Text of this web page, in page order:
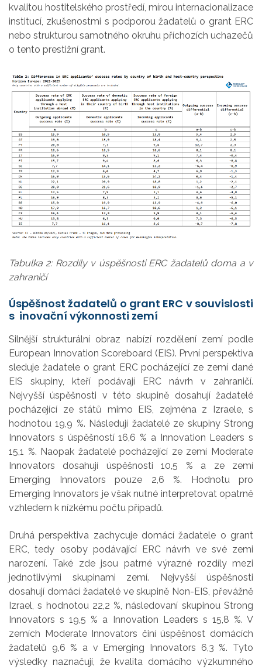
kvalitou hostitelského prostředí, mírou internacionalizace
institucí, zkušenostmi s podporou žadatelů o grant ERC
nebo strukturou samotného okruhu příchozích uchazečů
o tento prestižní grant.
Tabulka 2: Rozdíly v úspěšnosti ERC žadatelů doma a v
zahraničí
Úspěšnost žadatelů o grant ERC v souvislosti
s inovační výkonnosti zemí
Silnější strukturální obraz nabízí rozdělení zemí podle
European Innovation Scoreboard (EIS). První perspektiva
sleduje žadatele o grant ERC pocházející ze zemí dané
EIS skupiny, kteří podávají ERC návrh v zahraničí.
Nejvyšší úspěšnosti v této skupině dosahují žadatelé
pocházející ze států mimo EIS, zejména z Izraele, s
hodnotou 19,9 %. Následují žadatelé ze skupiny Strong
Innovators s úspěšností 16,6 % a Innovation Leaders s
15,1 %. Naopak žadatelé pocházející ze zemí Moderate
Innovators dosahují úspěšnosti 10,5 % a ze zemí
Emerging Innovators pouze 2,6 %. Hodnotu pro
Emerging Innovators je však nutné interpretovat opatrně
vzhledem k nízkému počtu případů.
Druhá perspektiva zachycuje domácí žadatele o grant
ERC, tedy osoby podávající ERC návrh ve své zemi
narození. Také zde jsou patrné výrazné rozdíly mezi
jednotlivými skupinami zemí. Nejvyšší úspěšnosti
dosahují domácí žadatelé ve skupině Non-EIS, převážně
Izrael, s hodnotou 22,2 %, následovaní skupinou Strong
Innovators s 19,5 % a Innovation Leaders s 15,8 %. V
zemích Moderate Innovators činí úspěšnost domácích
žadatelů 9,6 % a v Emerging Innovators 6,3 %. Tyto
výsledky naznačují, že kvalita domácího výzkumného